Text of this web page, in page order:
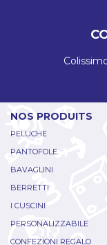
NOS PRODUITS
PELUCHE
PANTOFOLE
BAVAGLINI
BERRETTI
I CUSCINI
PERSONALIZZABILE
CONFEZIONI REGALO